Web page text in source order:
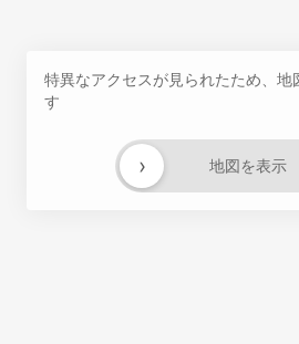
特異なアクセスが見られたため、地
す
地図を表示
›